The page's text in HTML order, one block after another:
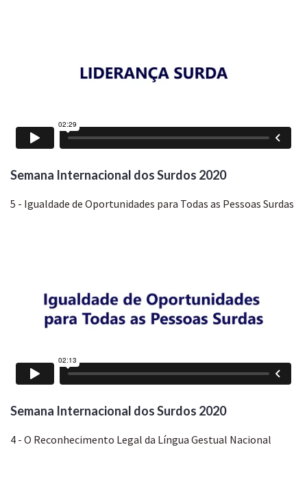
Semana Internacional dos Surdos 2020
5 - Igualdade de Oportunidades para Todas as Pessoas Surdas
Semana Internacional dos Surdos 2020
4 - O Reconhecimento Legal da Língua Gestual Nacional